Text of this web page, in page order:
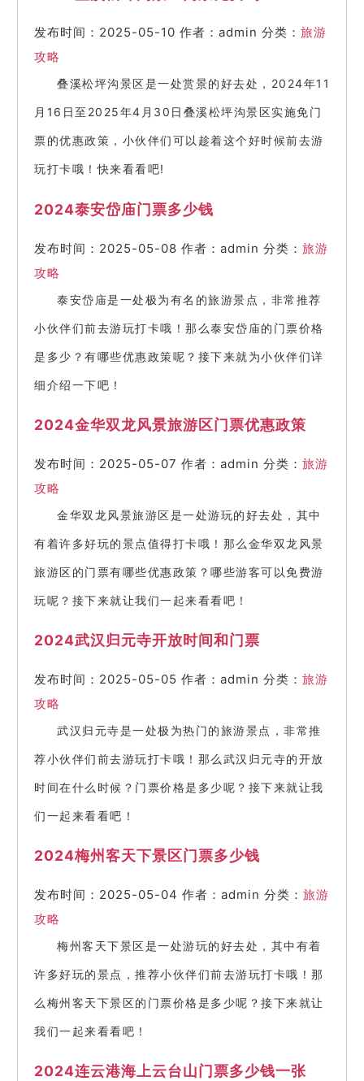
发布时间：2025-05-10 作者：admin 分类： 旅游
攻略
叠溪松坪沟景区是一处赏景的好去处，2024年11
月16日至2025年4月30日叠溪松坪沟景区实施免门
票的优惠政策，小伙伴们可以趁着这个好时候前去游
玩打卡哦！快来看看吧!
2024泰安岱庙门票多少钱
发布时间：2025-05-08 作者：admin 分类： 旅游
攻略
泰安岱庙是一处极为有名的旅游景点，非常推荐
小伙伴们前去游玩打卡哦！那么泰安岱庙的门票价格
是多少？有哪些优惠政策呢？接下来就为小伙伴们详
细介绍一下吧！
2024金华双龙风景旅游区门票优惠政策
发布时间：2025-05-07 作者：admin 分类： 旅游
攻略
金华双龙风景旅游区是一处游玩的好去处，其中
有着许多好玩的景点值得打卡哦！那么金华双龙风景
旅游区的门票有哪些优惠政策？哪些游客可以免费游
玩呢？接下来就让我们一起来看看吧！
2024武汉归元寺开放时间和门票
发布时间：2025-05-05 作者：admin 分类： 旅游
攻略
武汉归元寺是一处极为热门的旅游景点，非常推
荐小伙伴们前去游玩打卡哦！那么武汉归元寺的开放
时间在什么时候？门票价格是多少呢？接下来就让我
们一起来看看吧！
2024梅州客天下景区门票多少钱
发布时间：2025-05-04 作者：admin 分类： 旅游
攻略
梅州客天下景区是一处游玩的好去处，其中有着
许多好玩的景点，推荐小伙伴们前去游玩打卡哦！那
么梅州客天下景区的门票价格是多少呢？接下来就让
我们一起来看看吧！
2024连云港海上云台山门票多少钱一张